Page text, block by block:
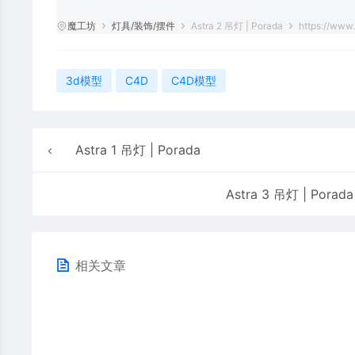
魔工坊 灯具/装饰/摆件 Astra 2 吊灯 | Porada https://
3d模型 C4D C4D模型
Astra 1 吊灯 | Porada
Astra 3 吊灯 | Porada
相关文章